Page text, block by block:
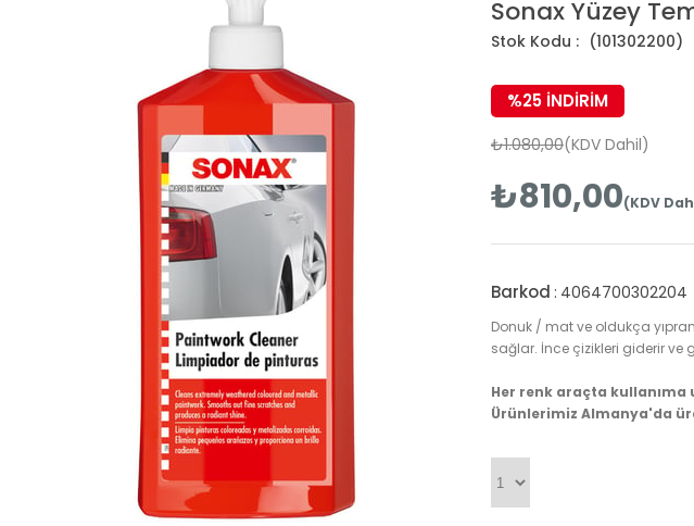
Sonax Yüzey
(101302200)
%25 İNDIRIM
₺1.080,00(KDV Dahil)
₺810,00(KDV
Barkod : 4064700302204
Donuk / mat ve oldukça
sağlar. İnce çizikleri giderir ve
Her renk araçta kullanıma
Ürünlerimiz Almanya'da